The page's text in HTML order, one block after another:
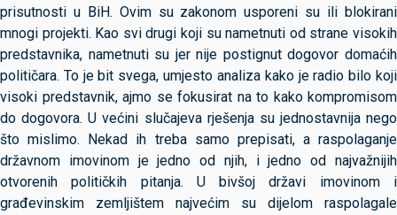
prisutnosti u BiH. Ovim su zakonom usporeni su ili blokirani
mnogi projekti. Kao svi drugi koji su nametnuti od strane visokih
predstavnika, nametnuti su jer nije postignut dogovor domaćih
političara. To je bit svega, umjesto analiza kako je radio bilo koji
visoki predstavnik, ajmo se fokusirat na to kako kompromisom
do dogovora. U većini slučajeva rješenja su jednostavnija nego
što mislimo. Nekad ih treba samo prepisati, a raspolaganje
državnom imovinom je jedno od njih, i jedno od najvažnijih
otvorenih političkih pitanja. U bivšoj državi imovinom i
građevinskim zemljištem najvećim su dijelom raspolagale